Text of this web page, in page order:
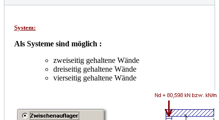
System:
Als Systeme sind möglich :
zweiseitig gehaltene Wände
dreiseitig gehaltene Wände
vierseitig gehaltene Wände